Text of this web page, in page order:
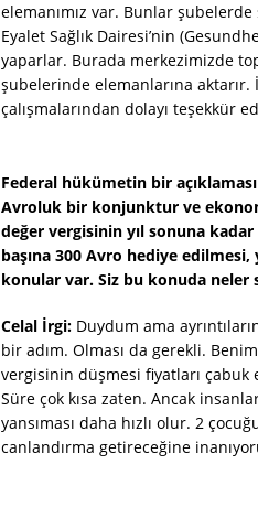
elemanımız var. Bunlar
Eyalet Sağlık Dairesi’nin
yaparlar. Burada merkezimizde
şubelerinde elemanlarına
çalışmalarından dolayı teşekkür
Federal hükümetin bir
Avroluk bir konjunktur ve
değer vergisinin yıl sonuna kadar
başına 300 Avro hediye
konular var. Siz bu konuda neler
Celal İrgi: Duydum ama
bir adım. Olması da gerekli.
vergisinin düşmesi fiyatları çabuk
Süre çok kısa zaten. Ancak
yansıması daha hızlı olur. 2
canlandırma getireceğine